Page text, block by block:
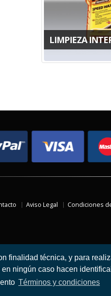
finalidad técnica, y para
ningún caso hacen
Términos y condiciones
LIMPIEZA
Aviso Legal Condiciones